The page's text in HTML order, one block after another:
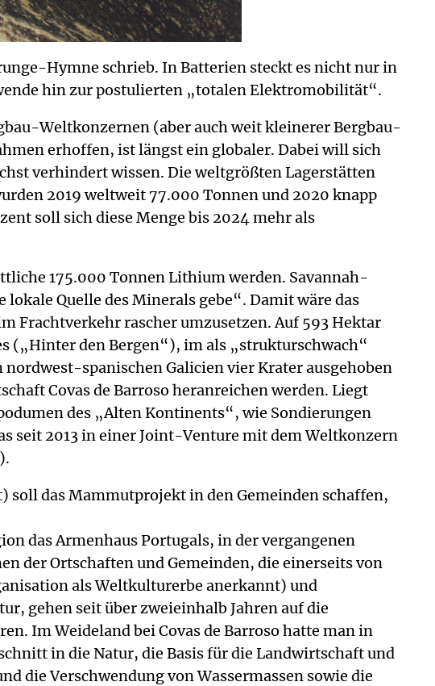
Hymne schrieb. In Batterien steckt es nicht nur in
hin zur postulierten „totalen Elektromobilität“.
Weltkonzernen (aber auch weit kleinerer Bergbau-
erhoffen, ist längst ein globaler. Dabei will sich
verhindert wissen. Die weltgrößten Lagerstätten
2019 weltweit 77.000 Tonnen und 2020 knapp
soll sich diese Menge bis 2024 mehr als
175.000 Tonnen Lithium werden. Savannah-
Quelle des Minerals gebe“. Damit wäre das
Frachtverkehr rascher umzusetzen. Auf 593 Hektar
(„Hinter den Bergen“), im als „strukturschwach“
spanischen Galicien vier Krater ausgehoben
Covas de Barroso heranreichen werden. Liegt
des „Alten Kontinents“, wie Sondierungen
seit 2013 in einer Joint-Venture mit dem Weltkonzern
das Mammutprojekt in den Gemeinden schaffen,
das Armenhaus Portugals, in der vergangenen
der Ortschaften und Gemeinden, die einerseits von
als Weltkulturerbe anerkannt) und
gehen seit über zweieinhalb Jahren auf die
Im Weideland bei Covas de Barroso hatte man in
in die Natur, die Basis für die Landwirtschaft und
die Verschwendung von Wassermassen sowie die